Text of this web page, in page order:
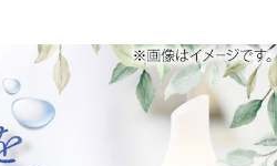
美容雑貨 ティーツリー芳香蒸留水